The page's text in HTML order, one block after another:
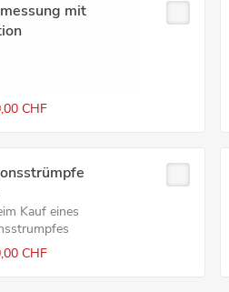
mit
CHF
Kauf eines
CHF